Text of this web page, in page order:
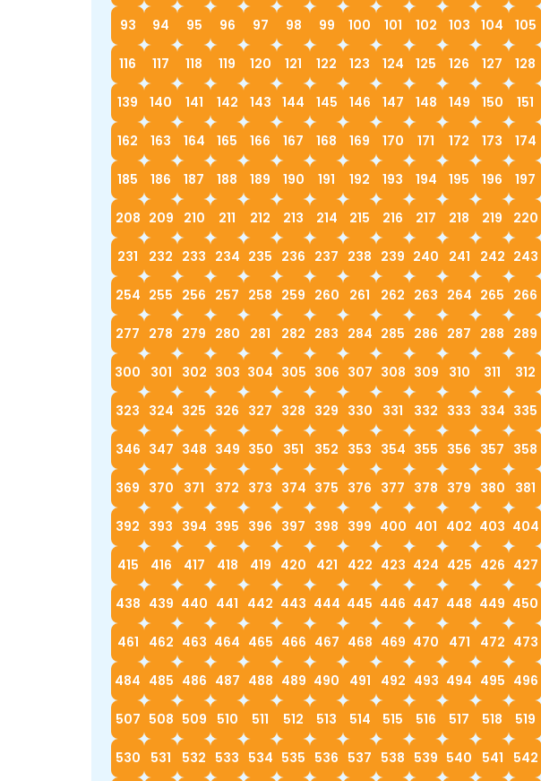
93 94 95 96 97 98 99 100 101 102 103 104 105
116 117 118 119 120 121 122 123 124 125 126 127 128
139 140 141 142 143 144 145 146 147 148 149 150 151
162 163 164 165 166 167 168 169 170 171 172 173 174
185 186 187 188 189 190 191 192 193 194 195 196 197
208 209 210 211 212 213 214 215 216 217 218 219 220
231 232 233 234 235 236 237 238 239 240 241 242 243
254 255 256 257 258 259 260 261 262 263 264 265 266
277 278 279 280 281 282 283 284 285 286 287 288 289
300 301 302 303 304 305 306 307 308 309 310 311 312
323 324 325 326 327 328 329 330 331 332 333 334 335
346 347 348 349 350 351 352 353 354 355 356 357 358
369 370 371 372 373 374 375 376 377 378 379 380 381
392 393 394 395 396 397 398 399 400 401 402 403 404
415 416 417 418 419 420 421 422 423 424 425 426 427
438 439 440 441 442 443 444 445 446 447 448 449 450
461 462 463 464 465 466 467 468 469 470 471 472 473
484 485 486 487 488 489 490 491 492 493 494 495 496
507 508 509 510 511 512 513 514 515 516 517 518 519
530 531 532 533 534 535 536 537 538 539 540 541 542